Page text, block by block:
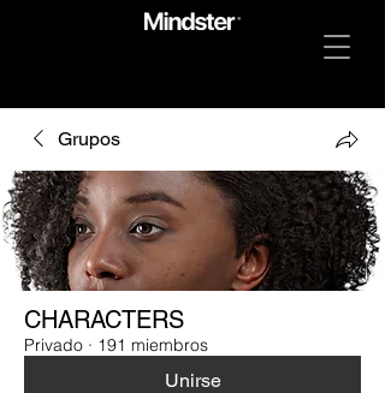
Grupos
CHARACTERS
Privado · 191 miembros
Unirse